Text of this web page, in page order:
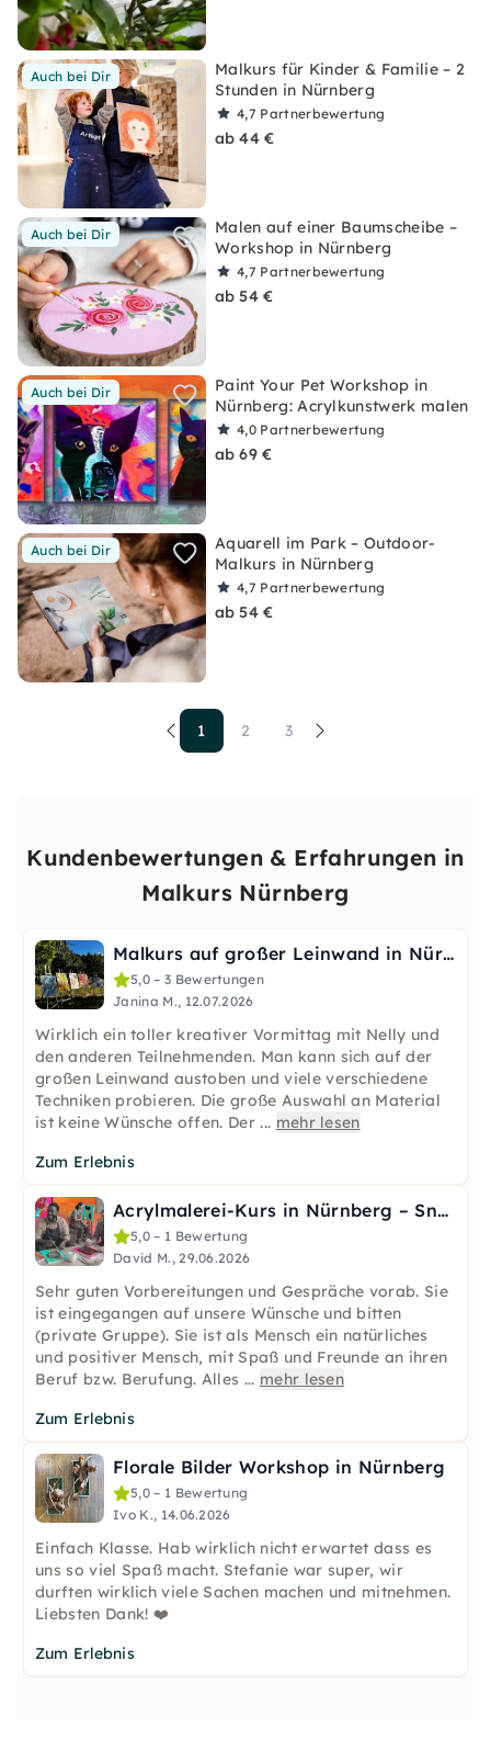
Auch bei Dir
Malkurs für Kinder & Familie – 2
Stunden in Nürnberg
4,7 Partnerbewertung
ab 44 €
Auch bei Dir
Malen auf einer Baumscheibe –
Workshop in Nürnberg
4,7 Partnerbewertung
ab 54 €
Auch bei Dir
Paint Your Pet Workshop in
Nürnberg: Acrylkunstwerk malen
4,0 Partnerbewertung
ab 69 €
Auch bei Dir
Aquarell im Park – Outdoor-
Malkurs in Nürnberg
4,7 Partnerbewertung
ab 54 €
1 2 3
Kundenbewertungen & Erfahrungen in
Malkurs Nürnberg
Malkurs auf großer Leinwand in Nürnberg
5,0 – 3 Bewertungen
Janina M., 12.07.2026
Wirklich ein toller kreativer Vormittag mit Nelly und
den anderen Teilnehmenden. Man kann sich auf der
großen Leinwand austoben und viele verschiedene
Techniken probieren. Die große Auswahl an Material
ist keine Wünsche offen. Der... mehr lesen
Zum Erlebnis
Acrylmalerei-Kurs in Nürnberg – Snacks & Getränke inkl.
5,0 – 1 Bewertung
David M., 29.06.2026
Sehr guten Vorbereitungen und Gespräche vorab. Sie
ist eingegangen auf unsere Wünsche und bitten
(private Gruppe). Sie ist als Mensch ein natürliches
und positiver Mensch, mit Spaß und Freunde an ihren
Beruf bzw. Berufung. Alles ... mehr lesen
Zum Erlebnis
Florale Bilder Workshop in Nürnberg
5,0 – 1 Bewertung
Ivo K., 14.06.2026
Einfach Klasse. Hab wirklich nicht erwartet dass es
uns so viel Spaß macht. Stefanie war super, wir
durften wirklich viele Sachen machen und mitnehmen.
Liebsten Dank! ❤️
Zum Erlebnis